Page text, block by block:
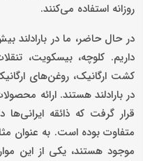
روزانه استفاده می‌کنند.
داریم. کلوچه، بیسکویت،
کشت ارگانیک، روغن‌های
در بارادلند هستند. ارائه
قرار گرفت که ذائقه
متفاوت بوده است. به عنوان
موجود هستند، یکی از این